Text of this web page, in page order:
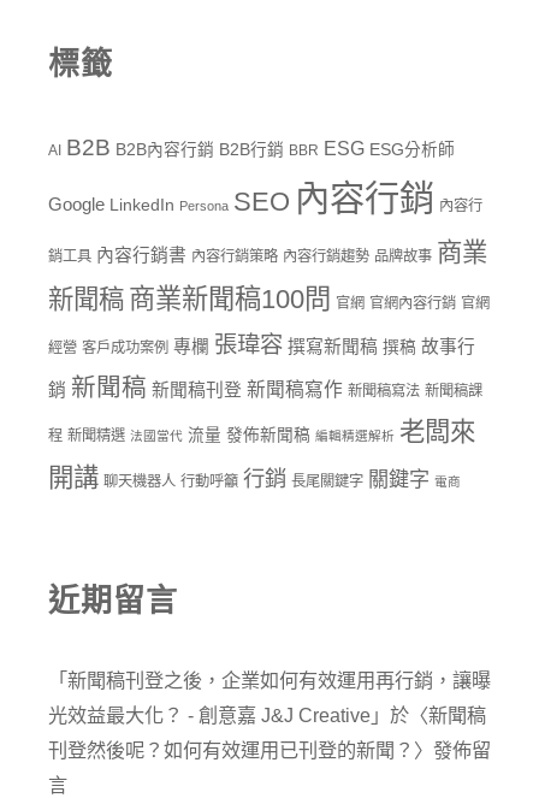
標籤
AI B2B B2B內容行銷 B2B行銷 BBR ESG ESG分析師
Google LinkedIn Persona SEO 內容行銷 內容行
銷工具 內容行銷書 內容行銷策略 內容行銷趨勢 品牌故事 商業
新聞稿 商業新聞稿100問 官網 官網內容行銷 官網
經營 客戶成功案例 專欄 張瑋容 撰寫新聞稿 撰稿 故事行
銷 新聞稿 新聞稿刊登 新聞稿寫作 新聞稿寫法 新聞稿課
程 新聞精選 法國當代 流量 發佈新聞稿 編輯精選解析 老闆來
開講 聊天機器人 行動呼籲 行銷 長尾關鍵字 關鍵字 電商
近期留言
「 新聞稿刊登之後，企業如何有效運用再行銷，讓曝
光效益最大化？ - 創意嘉 J&J Creative 」於〈新聞稿
刊登然後呢？如何有效運用已刊登的新聞？ 〉發佈留
言